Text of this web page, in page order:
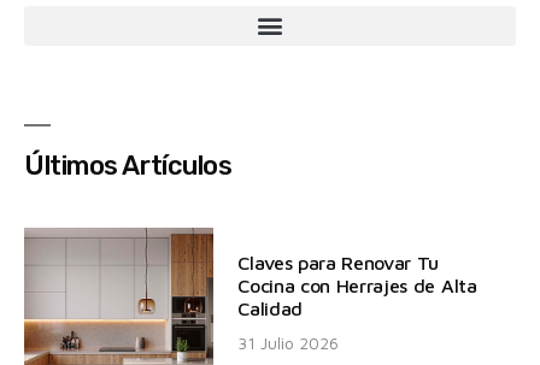
Últimos Artículos
Claves para Renovar Tu
Cocina con Herrajes de Alta
Calidad
31 Julio 2026